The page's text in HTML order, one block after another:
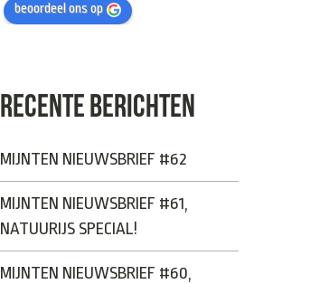
beoordeel ons op
RECENTE BERICHTEN
MIJNTEN NIEUWSBRIEF #62
MIJNTEN NIEUWSBRIEF #61,
NATUURIJS SPECIAL!
MIJNTEN NIEUWSBRIEF #60,